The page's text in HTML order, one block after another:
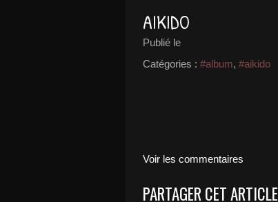
AIKIDO
Publié le
Catégories : #album, #aikido
Voir les commentaires
PARTAGER CET ARTICLE